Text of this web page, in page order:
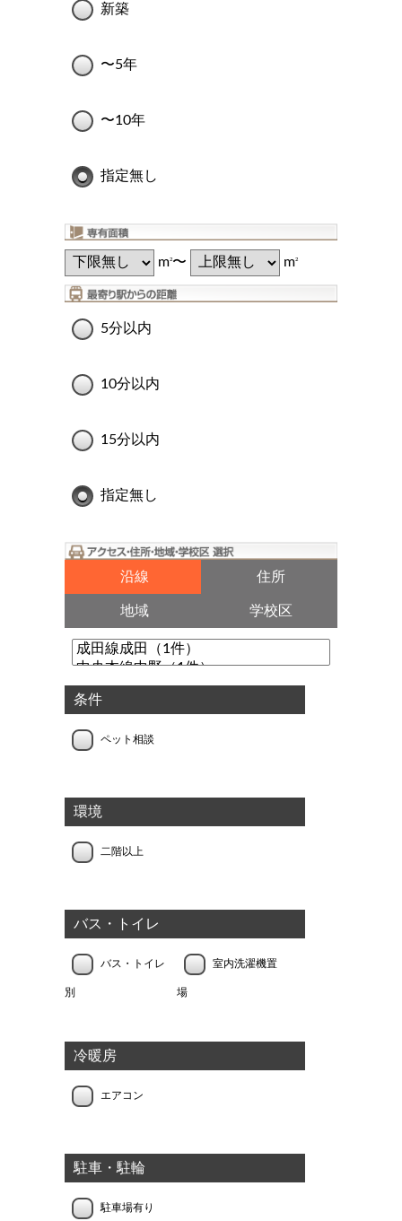
新築
〜5年
〜10年
指定無し
m2〜 m2
5分以内
10分以内
15分以内
指定無し
沿線 住所
地域 学校区
条件
ペット相談
環境
二階以上
バス・トイレ
バス・トイレ
別
室内洗濯機置
場
冷暖房
エアコン
駐車・駐輪
駐車場有り